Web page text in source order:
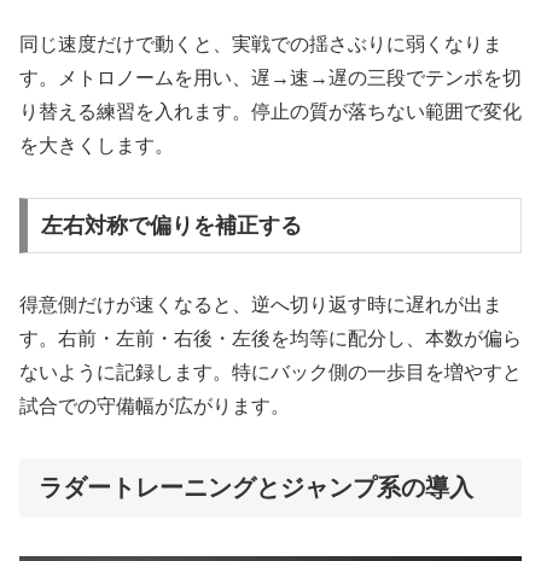
同じ速度だけで動くと、実戦での揺さぶりに弱くなりま
す。メトロノームを用い、遅→速→遅の三段でテンポを切
り替える練習を入れます。停止の質が落ちない範囲で変化
を大きくします。
左右対称で偏りを補正する
得意側だけが速くなると、逆へ切り返す時に遅れが出ま
す。右前・左前・右後・左後を均等に配分し、本数が偏ら
ないように記録します。特にバック側の一歩目を増やすと
試合での守備幅が広がります。
ラダートレーニングとジャンプ系の導入